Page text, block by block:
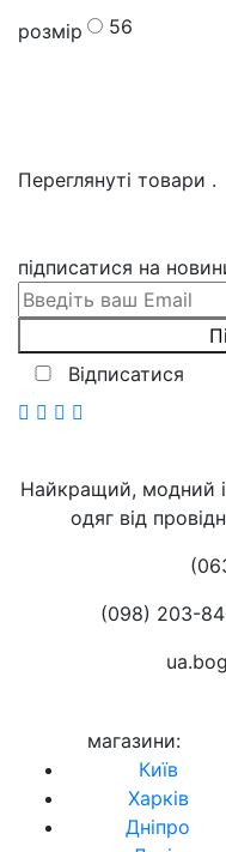
розмір 56
Переглянуті товари .
підписатися на
Відписатися
Найкращий, модний і
одяг від
(098) 203-
магазини:
Київ
Харків
Дніпро